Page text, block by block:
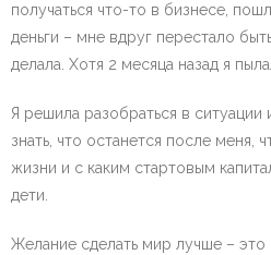
получаться что-то в бизнесе,
деньги – мне вдруг перестало
делала. Хотя 2 месяца назад я
Я решила разобраться в
знать, что останется после меня,
жизни и с каким стартовым
дети.
Желание сделать мир лучше – это